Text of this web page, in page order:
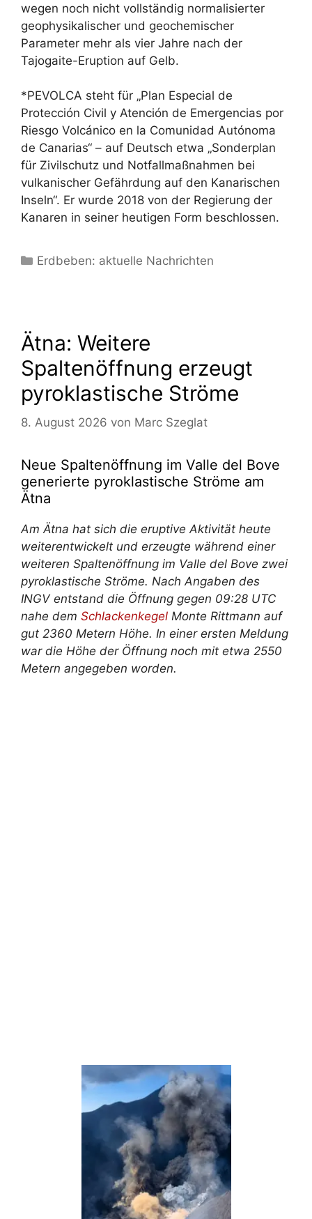
wegen noch nicht vollständig normalisierter
geophysikalischer und geochemischer
Parameter mehr als vier Jahre nach der
Tajogaite-Eruption auf Gelb.
*PEVOLCA steht für „Plan Especial de
Protección Civil y Atención de Emergencias por
Riesgo Volcánico en la Comunidad Autónoma
de Canarias“ – auf Deutsch etwa „Sonderplan
für Zivilschutz und Notfallmaßnahmen bei
vulkanischer Gefährdung auf den Kanarischen
Inseln“. Er wurde 2018 von der Regierung der
Kanaren in seiner heutigen Form beschlossen.
Kategorien
Erdbeben: aktuelle Nachrichten
Ätna: Weitere
Spaltenöffnung erzeugt
pyroklastische Ströme
8. August 2026 von Marc Szeglat
Neue Spaltenöffnung im Valle del Bove
generierte pyroklastische Ströme am
Ätna
Am Ätna hat sich die eruptive Aktivität heute
weiterentwickelt und erzeugte während einer
weiteren Spaltenöffnung im Valle del Bove zwei
pyroklastische Ströme. Nach Angaben des
INGV entstand die Öffnung gegen 09:28 UTC
nahe dem Schlackenkegel Monte Rittmann auf
gut 2360 Metern Höhe. In einer ersten Meldung
war die Höhe der Öffnung noch mit etwa 2550
Metern angegeben worden.